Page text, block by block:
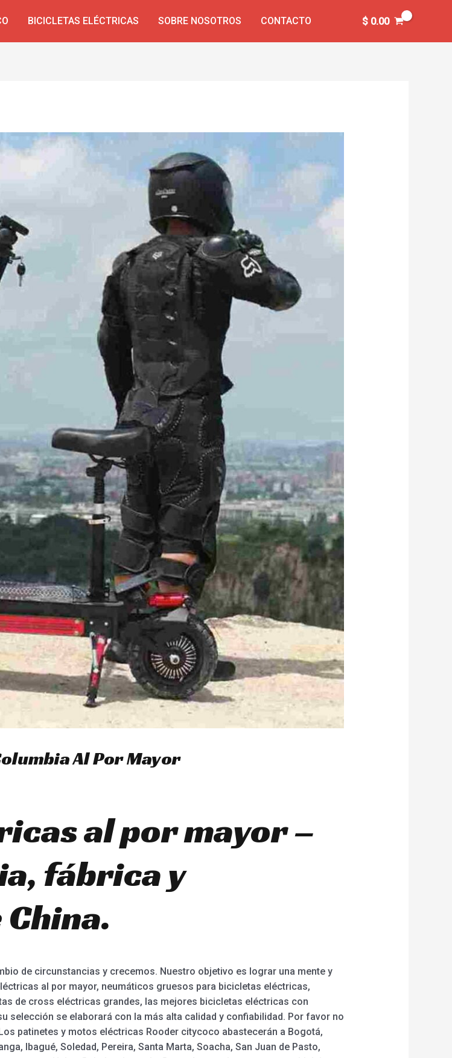
BICICLETAS ELÉCTRICAS SOBRE NOSOTROS CONTACTO $0.00
Al Por Mayor
al por mayor –
fábrica y
de circunstancias y crecemos. Nuestro objetivo es lograr una mente y
al por mayor, neumáticos gruesos para bicicletas eléctricas,
de cross eléctricas grandes, las mejores bicicletas eléctricas con
selección se elaborará con la más alta calidad y confiabilidad. Por favor no
patinetes y motos eléctricas Rooder citycoco abastecerán a Bogotá,
Ibagué, Soledad, Pereira, Santa Marta, Soacha, San Juan de Pasto,